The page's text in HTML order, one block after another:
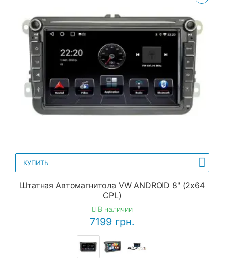
КУПИТЬ
Штатная Автомагнитола VW ANDROID 8" (2x64
CPL)
В наличии
7199 грн.